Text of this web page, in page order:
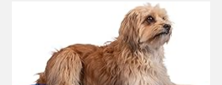
KÜHLMATTE
FÜR
DEN
SOMMER,